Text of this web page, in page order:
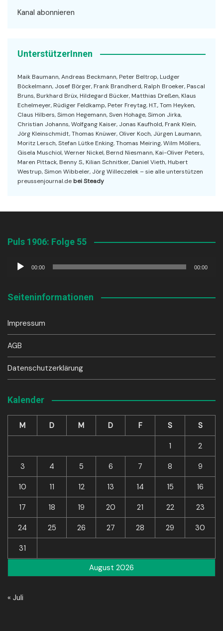
Kanal abonnieren
UnterstützerInnen
Maik Baumann, Andreas Beckmann, Peter Beltrop, Ludger
Böckelmann, Josef Börger, Frank Brandherd, Ralph Broeker, Pascal
Bruns, Burkhard Brüx, Hildegard Bücker, Matthias Dreßen, Klaus
Echelmeyer, Rüdiger Feldkamp, Peter Freytag, H.T., Tom Heyken,
Claus Hilbers, Simon Hegemann, Sven Hohage, Simon Jirka,
Christian Johanns, Wolfgang Kaiser, Jonas Kaufhold, Frank Klein,
Jörg Kleinschmidt, Thomas Knüwer, Oliver Koch, Jürgen Laumann,
Moritz Lersch, Stefan Lütke Enking, Thomas Meiring, Wilm Möllers,
Gisela Muschiol, Werner Nickel, Bernd Niesmann, Kai-Oliver Peters,
Maren Pittack, Benny S., Kilian Schnitker, Daniel Vieth, Hubert
Westrup, Simon Wibbeler, Jörg Willeczelek – sie alle unterstützen
preussenjournal.de bei Steady
Puls 1906: Folge 55
Audio-
00:00 00:00
Seiteninformationen
Impressum
AGB
Datenschutzerklärung
Kalender
August 2026
M D M D F S S
1 2
3 4 5 6 7 8 9
10 11 12 13 14 15 16
17 18 19 20 21 22 23
24 25 26 27 28 29 30
31
« Juli